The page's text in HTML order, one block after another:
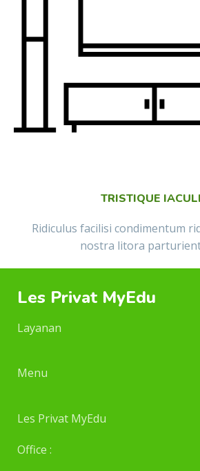
TRISTIQUE
Ridiculus facilisi condimentum
nostra litora
Les Privat MyEdu
Layanan
Menu
Les Privat MyEdu
Office :